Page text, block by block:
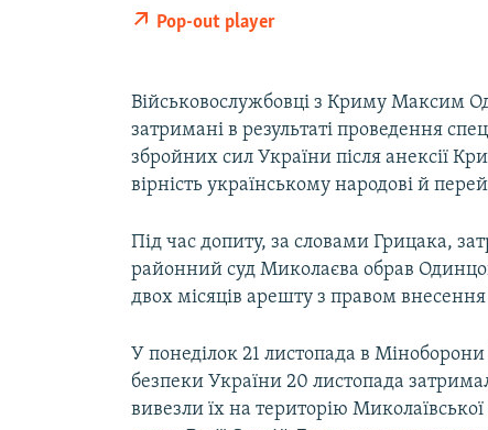
Pop-out player
Військовослужбовці з Криму Максим
затримані в результаті проведення
збройних сил України після анексії
вірність українському народові й
Під час допиту, за словами Грицака,
районний суд Миколаєва обрав
двох місяців арешту з правом внесення
У понеділок 21 листопада в
безпеки України 20 листопада
вивезли їх на територію